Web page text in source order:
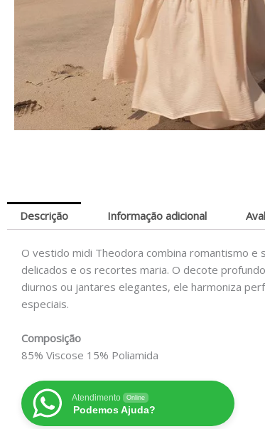
Descrição Informação adicional
O vestido midi Theodora combina romantismo
delicados e os recortes maria. O decote
diurnos ou jantares elegantes, ele harmoniza
especiais.
Composição
85% Viscose 15% Poliamida
Atendimento Online
Podemos Ajuda?